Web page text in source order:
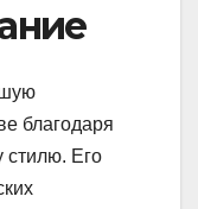
благодаря
стилю. Его